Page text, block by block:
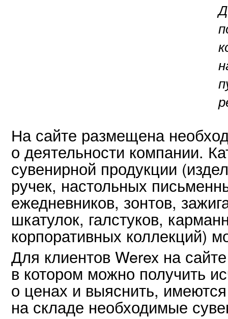
На сайте размещена
о деятельности компании.
сувенирной продукции
ручек, настольных
ежедневников, зонтов,
шкатулок, галстуков,
корпоративных коллекций)
Для клиентов Werex на
в котором можно получить
о ценах и выяснить,
на складе необходимые